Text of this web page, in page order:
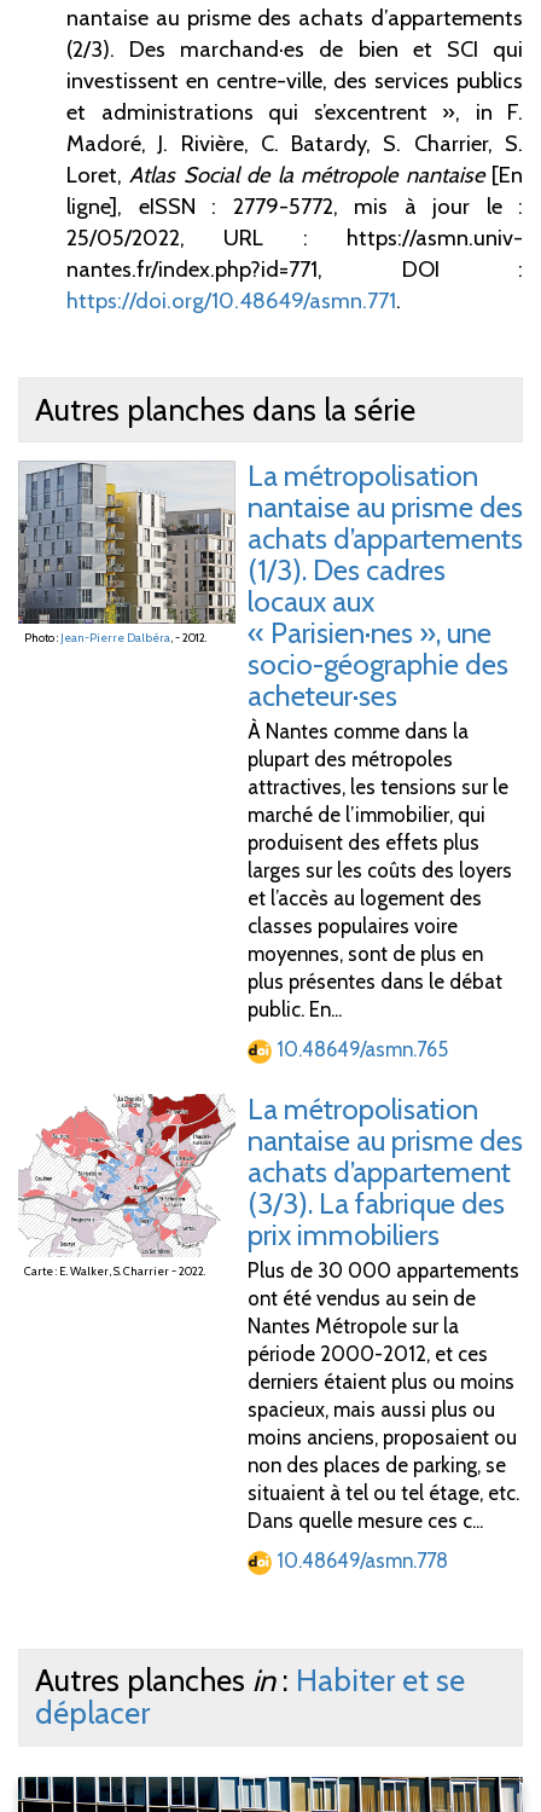
nantaise au prisme des achats d’appartements
(2/3). Des marchand·es de bien et SCI qui
investissent en centre-ville, des services publics
et administrations qui s’excentrent », in F.
Madoré, J. Rivière, C. Batardy, S. Charrier, S.
Loret, Atlas Social de la métropole nantaise[En
ligne], eISSN : 2779-5772, mis à jour le :
25/05/2022, URL : https://asmn.univ-
nantes.fr/index.php?id=771, DOI :
https://doi.org/10.48649/asmn.771.
Autres planches dans la série
Photo : Jean-Pierre Dalbéra , - 2012.
La métropolisation
nantaise au prisme des
achats d’appartements
(1/3). Des cadres
locaux aux
« Parisien·nes », une
socio-géographie des
acheteur·ses
À Nantes comme dans la
plupart des métropoles
attractives, les tensions sur le
marché de l’immobilier, qui
produisent des effets plus
larges sur les coûts des loyers
et l’accès au logement des
classes populaires voire
moyennes, sont de plus en
plus présentes dans le débat
public. En...
10.48649/asmn.765
Carte : E. Walker, S. Charrier - 2022.
La métropolisation
nantaise au prisme des
achats d’appartement
(3/3). La fabrique des
prix immobiliers
Plus de 30 000 appartements
ont été vendus au sein de
Nantes Métropole sur la
période 2000-2012, et ces
derniers étaient plus ou moins
spacieux, mais aussi plus ou
moins anciens, proposaient ou
non des places de parking, se
situaient à tel ou tel étage, etc.
Dans quelle mesure ces c...
10.48649/asmn.778
Autres planches in: Habiter et se
déplacer